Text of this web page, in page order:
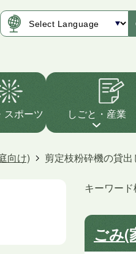
スポーツ しごと・産業
向け) 剪定枝粉砕機の貸
キーワード
ごみ(